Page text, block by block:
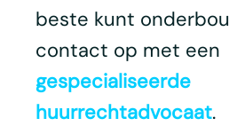
beste kunt
contact op met een
gespecialiseerde
huurrechtadvocaat.